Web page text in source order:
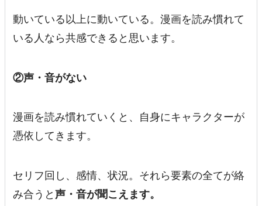
動いている以上に動いている。漫画を読み慣れて
いる人なら共感できると思います。
②声・音がない
漫画を読み慣れていくと、自身にキャラクターが
憑依してきます。
セリフ回し、感情、状況。それら要素の全てが絡
み合うと声・音が聞こえます。